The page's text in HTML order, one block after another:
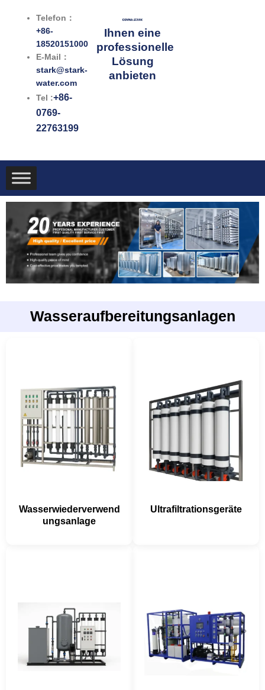
Telefon：
+86-
18520151000
E-Mail：
stark@stark-
water.com
Tel :+86-
0769-
22763199
Ihnen eine
professionelle
Lösung
anbieten
Wasseraufbereitungsanlagen
Wasserwiederverwend
ungsanlage
Ultrafiltrationsgeräte